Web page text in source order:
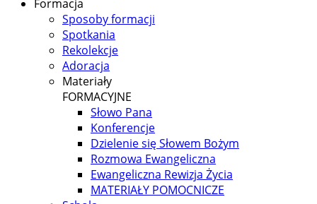
Formacja
Sposoby formacji
Spotkania
Rekolekcje
Adoracja
Materiały
FORMACYJNE
Słowo Pana
Konferencje
Dzielenie się Słowem Bożym
Rozmowa Ewangeliczna
Ewangeliczna Rewizja Życia
MATERIAŁY POMOCNICZE